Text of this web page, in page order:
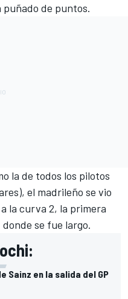
de puntos.
la de todos los pilotos
el madrileño se vio
la curva 2, la primera
donde se fue largo.
Sainz en la salida del GP